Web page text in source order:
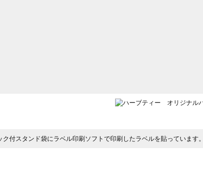
付スタンド袋にラベル印刷ソフトで印刷したラベルを貼っています。